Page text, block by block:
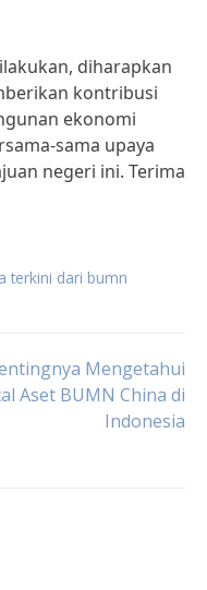
diharapkan
kontribusi
ekonomi
sama upaya
negeri ini. Terima
terkini dari bumn
Mengetahui
Aset BUMN China di
Indonesia